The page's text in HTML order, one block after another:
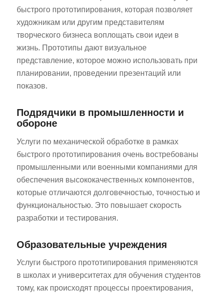
быстрого прототипирования, которая позволяет
художникам или другим представителям
творческого бизнеса воплощать свои идеи в
жизнь. Прототипы дают визуальное
представление, которое можно использовать при
планировании, проведении презентаций или
показов.
Подрядчики в промышленности и
обороне
Услуги по механической обработке в рамках
быстрого прототипирования очень востребованы
промышленными или военными компаниями для
обеспечения высококачественных компонентов,
которые отличаются долговечностью, точностью и
функциональностью. Это повышает скорость
разработки и тестирования.
Образовательные учреждения
Услуги быстрого прототипирования применяются
в школах и университетах для обучения студентов
тому, как происходят процессы проектирования,